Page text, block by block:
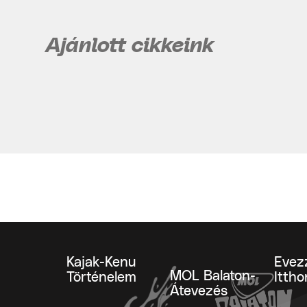
Ajánlott cikkeink
Kajak-Kenu
Történelem
MOL Balaton-
Átevezés